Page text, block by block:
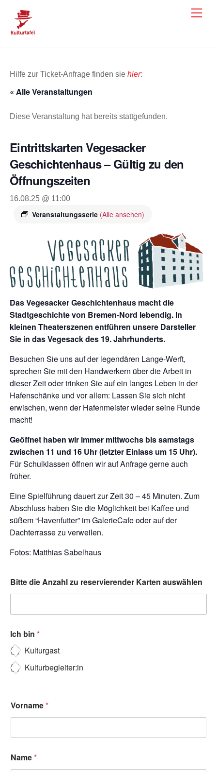
content
Hilfe zur Ticket-Anfrage finden sie hier:
« Alle Veranstaltungen
Diese Veranstaltung hat bereits stattgefunden.
Eintrittskarten Vegesacker
Geschichtenhaus – Gültig zu den
Öffnungszeiten
16.08.25 @ 11:00
Veranstaltungsserie (Alle ansehen)
Das Vegesacker Geschichtenhaus macht die
Stadtgeschichte von Bremen-Nord lebendig. In
kleinen Theaterszenen entführen unsere Darsteller
Sie in das Vegesack des 19. Jahrhunderts.
Besuchen Sie uns auf der legendären Lange-Werft,
sprechen Sie mit den Handwerkern über die Arbeit in
dieser Zeit oder trinken Sie auf ein langes Leben in der
Hafenschänke und vor allem: Lassen Sie sich nicht
erwischen, wenn der Hafenmeister wieder seine Runde
macht!
Geöffnet haben wir immer mittwochs bis samstags
zwischen 11 und 16 Uhr (letzter Einlass um 15 Uhr).
Für Schulklassen öffnen wir auf Anfrage gerne auch
früher.
Eine Spielführung dauert zur Zeit 30 – 45 Minuten. Zum
Abschluss haben Sie die Möglichkeit bei Kaffee und
süßem “Havenfutter” im GalerieCafe oder auf der
Dachterrasse zu verweilen.
Fotos: Matthias Sabelhaus
Bitte die Anzahl zu reservierender Karten auswählen
Ich bin *
Kulturgast
Kulturbegleiter:in
Vorname*
Name*